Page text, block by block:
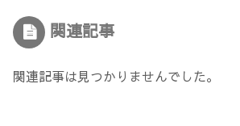
関連記事
関連記事は見つかりませんでした。